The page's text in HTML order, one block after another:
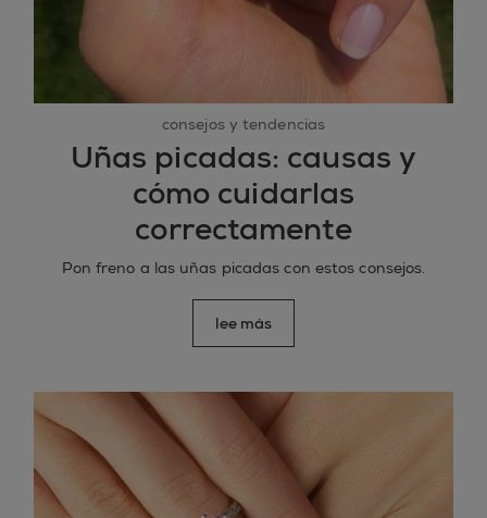
consejos y tendencias
Uñas picadas: causas y
cómo cuidarlas
correctamente
Pon freno a las uñas picadas con estos consejos.
lee más